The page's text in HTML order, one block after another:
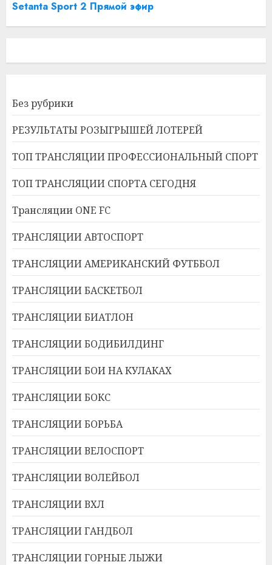
Setanta Sport 2 Прямой эфир
Без рубрики
РЕЗУЛЬТАТЫ РОЗЫГРЫШЕЙ ЛОТЕРЕЙ
ТОП ТРАНСЛЯЦИИ ПРОФЕССИОНАЛЬНЫЙ СПОРТ
ТОП ТРАНСЛЯЦИИ СПОРТА СЕГОДНЯ
Трансляции ONE FC
ТРАНСЛЯЦИИ АВТОСПОРТ
ТРАНСЛЯЦИИ АМЕРИКАНСКИЙ ФУТББОЛ
ТРАНСЛЯЦИИ БАСКЕТБОЛ
ТРАНСЛЯЦИИ БИАТЛОН
ТРАНСЛЯЦИИ БОДИБИЛДИНГ
ТРАНСЛЯЦИИ БОИ НА КУЛАКАХ
ТРАНСЛЯЦИИ БОКС
ТРАНСЛЯЦИИ БОРЬБА
ТРАНСЛЯЦИИ ВЕЛОСПОРТ
ТРАНСЛЯЦИИ ВОЛЕЙБОЛ
ТРАНСЛЯЦИИ ВХЛ
ТРАНСЛЯЦИИ ГАНДБОЛ
ТРАНСЛЯЦИИ ГОРНЫЕ ЛЫЖИ